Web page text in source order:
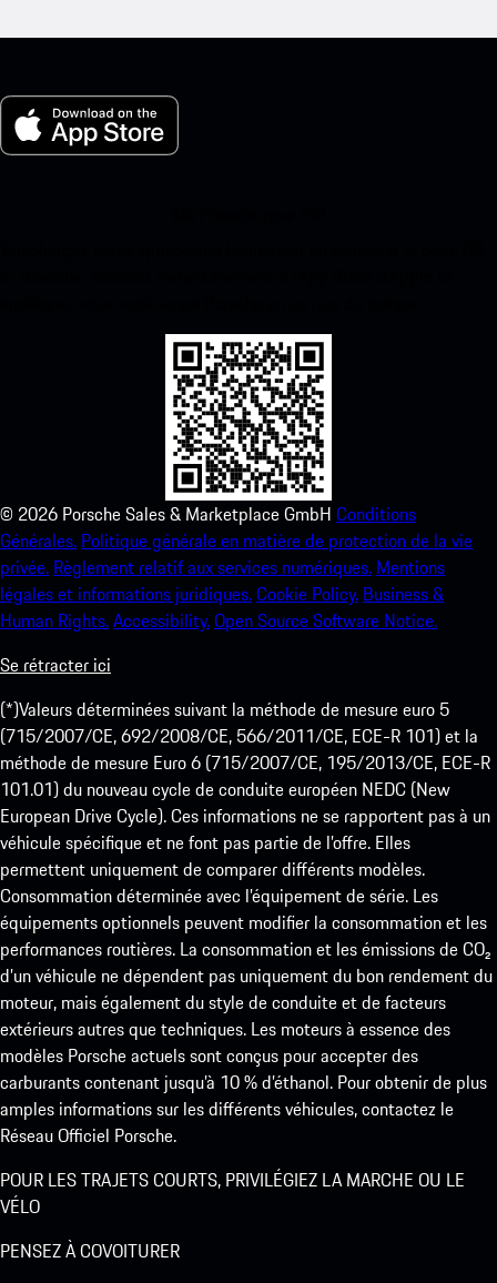
© 2026 Porsche Sales & Marketplace GmbH Conditions
Générales. Politique générale en matière de protection de la vie
privée. Règlement relatif aux services numériques. Mentions
légales et informations juridiques.Cookie Policy. Business &
Human Rights.Accessibility.Open Source Software Notice.
Se rétracter ici
(*)Valeurs déterminées suivant la méthode de mesure euro 5
(715/2007/CE, 692/2008/CE, 566/2011/CE, ECE-R 101) et la
méthode de mesure Euro 6 (715/2007/CE, 195/2013/CE, ECE-R
101.01) du nouveau cycle de conduite européen NEDC (New
European Drive Cycle). Ces informations ne se rapportent pas à un
véhicule spécifique et ne font pas partie de l’offre. Elles
permettent uniquement de comparer différents modèles.
Consommation déterminée avec l’équipement de série. Les
équipements optionnels peuvent modifier la consommation et les
performances routières. La consommation et les émissions de CO₂
d’un véhicule ne dépendent pas uniquement du bon rendement du
moteur, mais également du style de conduite et de facteurs
extérieurs autres que techniques. Les moteurs à essence des
modèles Porsche actuels sont conçus pour accepter des
carburants contenant jusqu’à 10 % d’éthanol. Pour obtenir de plus
amples informations sur les différents véhicules, contactez le
Réseau Officiel Porsche.
POUR LES TRAJETS COURTS, PRIVILÉGIEZ LA MARCHE OU LE
VÉLO
PENSEZ À COVOITURER